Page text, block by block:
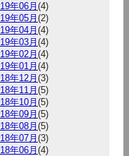
年06月 (4)
年05月 (2)
年04月 (4)
年03月 (4)
年02月 (4)
年01月 (4)
年12月 (3)
年11月 (5)
年10月 (5)
年09月 (5)
年08月 (5)
年07月 (3)
年06月 (4)